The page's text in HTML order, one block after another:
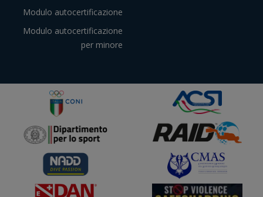
Modulo autocertificazione
Modulo autocertificazione
per minore